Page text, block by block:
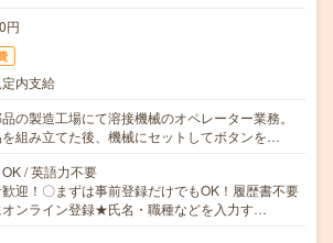
円
内支給
の製造工場にて溶接機械のオペレーター業務。
組み立てた後、機械にセットしてボタンを…
/ 英語力不要
迎！〇まずは事前登録だけでもOK！履歴書不要
オンライン登録★氏名・職種などを入力す…